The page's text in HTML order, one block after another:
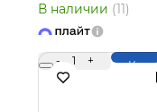
В наличии (11)
- 1 +